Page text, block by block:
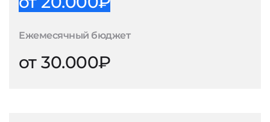
Ежемесячный бюджет
от 30.000₽